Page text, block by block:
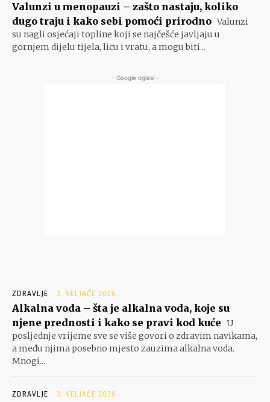
Valunzi u menopauzi – zašto nastaju, koliko
dugo traju i kako sebi pomoći prirodno Valunzi
su nagli osjećaji topline koji se najčešće javljaju u
gornjem dijelu tijela, licu i vratu, a mogu biti...
- Google oglasi -
ZDRAVLJE 3. VELJAČE 2026.
Alkalna voda – šta je alkalna voda, koje su
njene prednosti i kako se pravi kod kuće U
posljednje vrijeme sve se više govori o zdravim navikama,
a među njima posebno mjesto zauzima alkalna voda.
Mnogi...
ZDRAVLJE 3. VELJAČE 2026.